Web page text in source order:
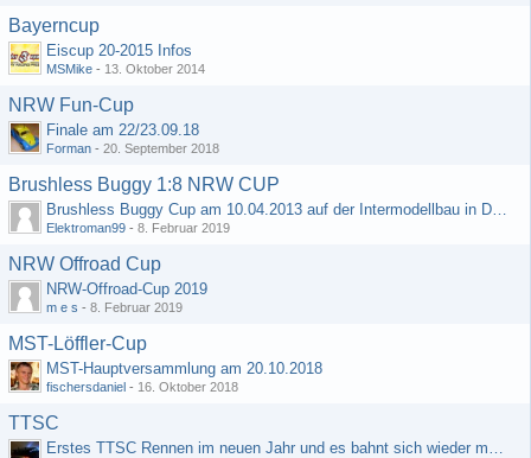
Bayerncup
Eiscup 20-2015 Infos
MSMike - 13. Oktober 2014
NRW Fun-Cup
Finale am 22/23.09.18
Forman - 20. September 2018
Brushless Buggy 1:8 NRW CUP
Brushless Buggy Cup am 10.04.2013 auf der Intermodellbau in Dortmund
Elektroman99 - 8. Februar 2019
NRW Offroad Cup
NRW-Offroad-Cup 2019
m e s - 8. Februar 2019
MST-Löffler-Cup
MST-Hauptversammlung am 20.10.2018
fischersdaniel - 16. Oktober 2018
TTSC
Erstes TTSC Rennen im neuen Jahr und es bahnt sich wieder mal eine Rekordteilnehmerzahl an